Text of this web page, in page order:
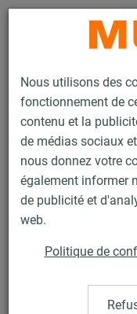
Nous utilisons des
fonctionnement de
contenu et la
de médias sociaux
nous donnez votre
également informer
de publicité et
web.
Politique de
Produits Technique de